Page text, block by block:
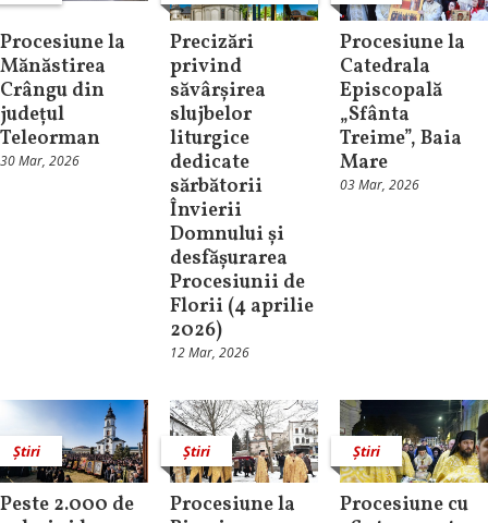
Procesiune la
Mănăstirea
Crângu din
județul
Teleorman
30 Mar, 2026
Precizări
privind
săvârșirea
slujbelor
liturgice
dedicate
sărbătorii
Învierii
Domnului și
desfășurarea
Procesiunii de
Florii (4 aprilie
2026)
12 Mar, 2026
Procesiune la
Catedrala
Episcopală
„Sfânta
Treime”, Baia
Mare
03 Mar, 2026
Știri
Peste 2.000 de
Știri
Procesiune la
Știri
Procesiune cu